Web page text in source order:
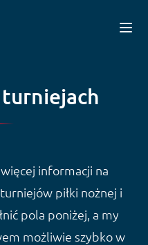
informacji na
piłki nożnej i
pola poniżej, a my
możliwie szybko w